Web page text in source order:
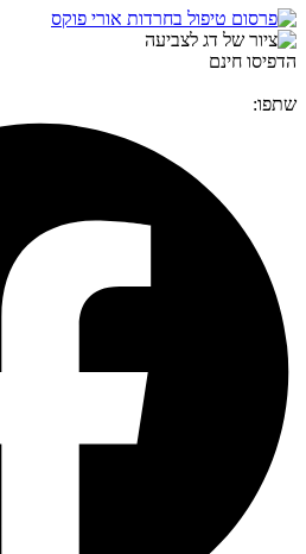
הדפיסו חינם
שתפו: